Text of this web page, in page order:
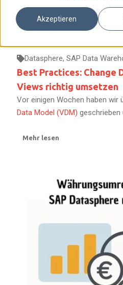
Akzeptieren
Datasphere, SAP Data
Best Practices: Change
Views richtig umsetzen
Vor einigen Wochen haben wir
Data Model (VDM) geschrieben
Mehr lesen